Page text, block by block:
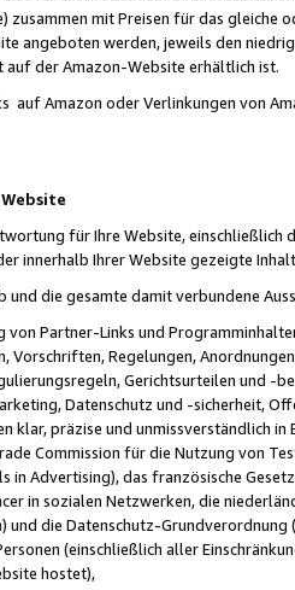
zusammen mit Preisen für das
angeboten werden, jeweils den
auf der Amazon-Website erhältlich ist.
auf Amazon oder Verlinkungen von
für Ihre Website,
innerhalb Ihrer Website gezeigte
und die gesamte damit verbundene
von Partner-Links und
Vorschriften, Regelungen,
Gerichtsurteilen und -
Datenschutz und -sicherheit,
klar, präzise und unmissverständlich
Commission für die Nutzung von
in Advertising), das französische
in sozialen Netzwerken, die
und die Datenschutz-
(einschließlich aller
hostet),